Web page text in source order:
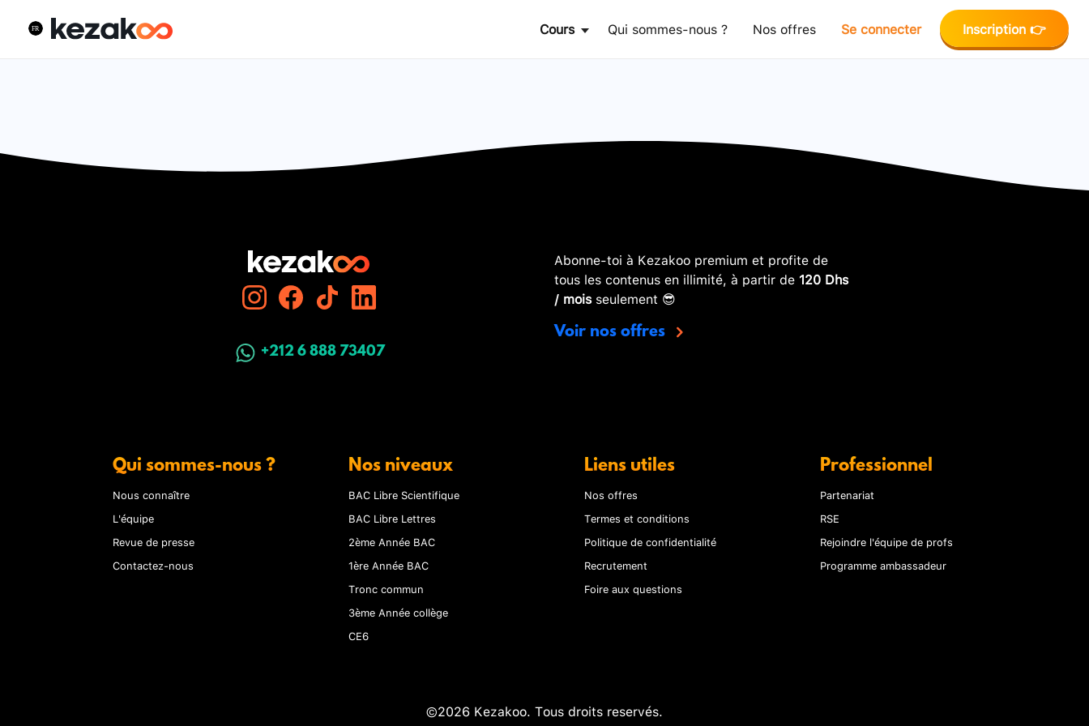
Cours Qui sommes-nous ? Nos offres Se connecter Inscription 👉
+212 6 888 73407
Abonne-toi à Kezakoo premium et profite de
tous les contenus en illimité, à partir de 120 Dhs
/ moisseulement 😎
Voir nos offres
Qui sommes-nous ?
Nous connaître
L'équipe
Revue de presse
Contactez-nous
Nos niveaux
BAC Libre Scientifique
BAC Libre Lettres
2ème Année BAC
1ère Année BAC
Tronc commun
3ème Année collège
CE6
Liens utiles
Nos offres
Termes et conditions
Politique de confidentialité
Recrutement
Foire aux questions
Professionnel
Partenariat
RSE
Rejoindre l'équipe de profs
Programme ambassadeur
©2026 Kezakoo. Tous droits reservés.